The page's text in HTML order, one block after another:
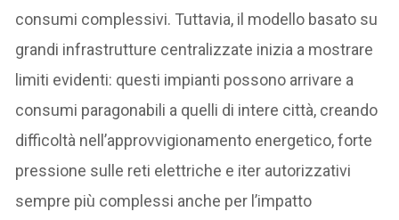
consumi complessivi. Tuttavia, il modello basato su
grandi infrastrutture centralizzate inizia a mostrare
limiti evidenti: questi impianti possono arrivare a
consumi paragonabili a quelli di intere città, creando
difficoltà nell’approvvigionamento energetico, forte
pressione sulle reti elettriche e iter autorizzativi
sempre più complessi anche per l’impatto